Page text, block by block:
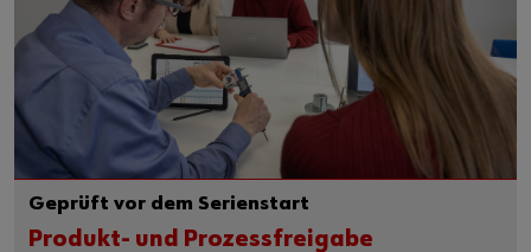
Geprüft vor dem Serienstart
Produkt- und Prozessfreigabe